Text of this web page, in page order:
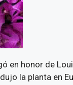
en honor de
la planta en